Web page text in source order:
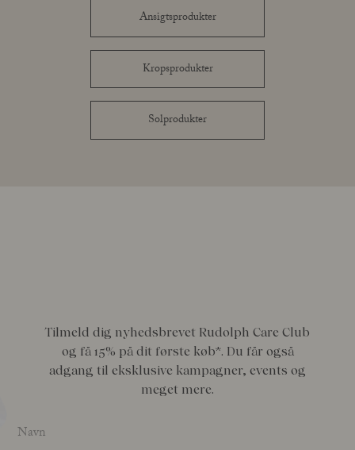
Ansigtsprodukter
Kropsprodukter
Solprodukter
Tilmeld dig nyhedsbrevet Rudolph Care Club
og få 15% på dit første køb*. Du får også
adgang til eksklusive kampagner, events og
meget mere.
Name